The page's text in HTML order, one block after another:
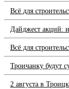
Всё для
Дайджест акций:
Всё для
Троичанку будут
2 августа в